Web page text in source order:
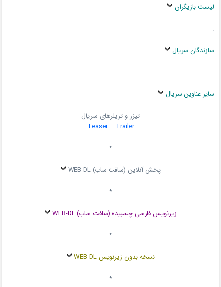
لیست بازیگران
.
سازندگان سریال
.
سایر عناوین سریال
تیزر و تریلرهای سریال
Teaser– Trailer
*
پخش آنلاین (سافت ساب) WEB-DL
*
زیرنویس فارسی چسبیده (سافت ساب) WEB-DL
*
نسخه بدون زیرنویس WEB-DL
*